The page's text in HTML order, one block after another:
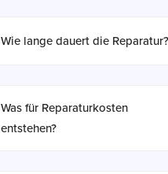
Wie lange dauert die Reparatur?
Was für Reparaturkosten
entstehen?